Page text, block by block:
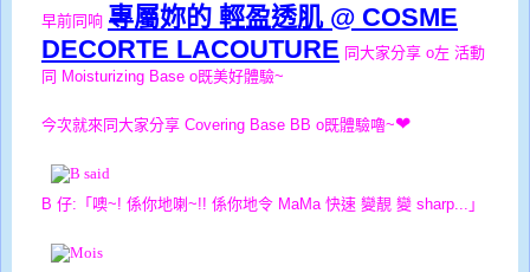
早前同响 專屬妳的 輕盈透肌 @ COSME
DECORTE LACOUTURE 同大家分享 o左 活動
同 Moisturizing Base o既美好體驗~
今次就來同大家分享 Covering Base BB o既體驗嚕~❤
B 仔:「噢~! 係你地喇~!! 係你地令 MaMa 快速 變靚 變 sharp...」